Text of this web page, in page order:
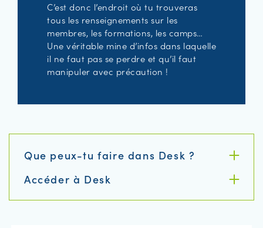
C’est donc l’endroit où tu trouveras
tous les renseignements sur les
membres, les formations, les camps…
Une véritable mine d’infos dans laquelle
il ne faut pas se perdre et qu’il faut
manipuler avec précaution !
Que peux-tu faire dans Desk ?
Accéder à Desk